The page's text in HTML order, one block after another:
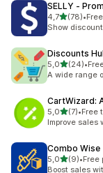
SELLY ‑
4,7z 5 hvězd
(78)
Celkový počet
•
Show
Discounts
5,0z 5 hvězd
(24)
Celkový počet
•
A wide range
CartWizard:
5,0z 5 hvězd
(7)
Celkový počet
•Free
Improve sales
Combo Wise
5,0z 5 hvězd
(9)
Celkový počet
•Free
Boost sales